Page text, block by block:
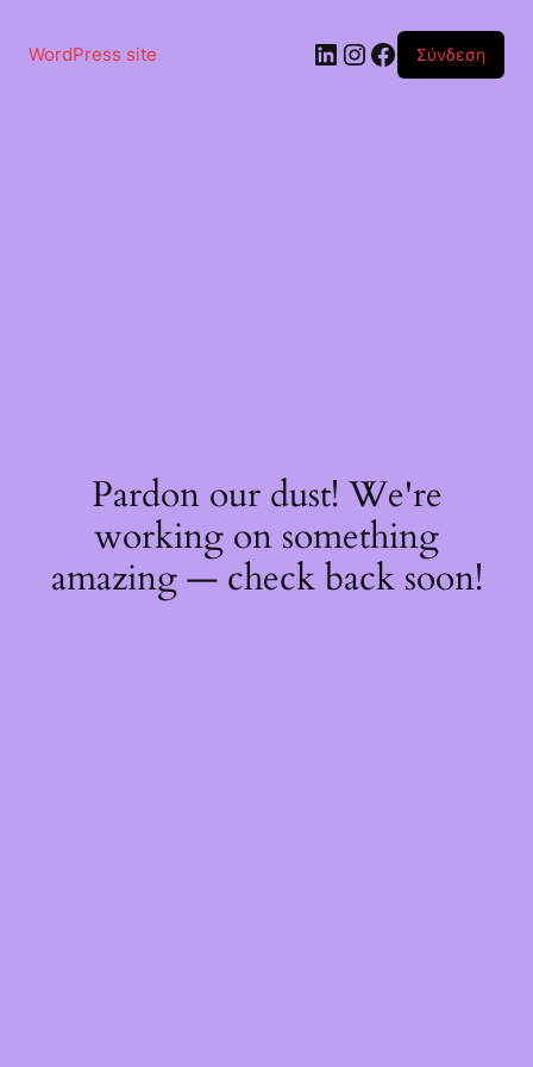
περιεχόμενο
WordPress site Linkedin
Instagram
Facebook
Σύνδεση
Pardon our dust! We're
working on something
amazing — check back soon!